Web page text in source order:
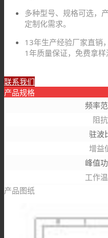
多种型号、规格可选，
定制化需求。
13年生产经验厂家直销
1年质量保证，免费拿样
联系我们
产品规格
频率
阻抗
驻波
增益
峰值
工作
产品图纸